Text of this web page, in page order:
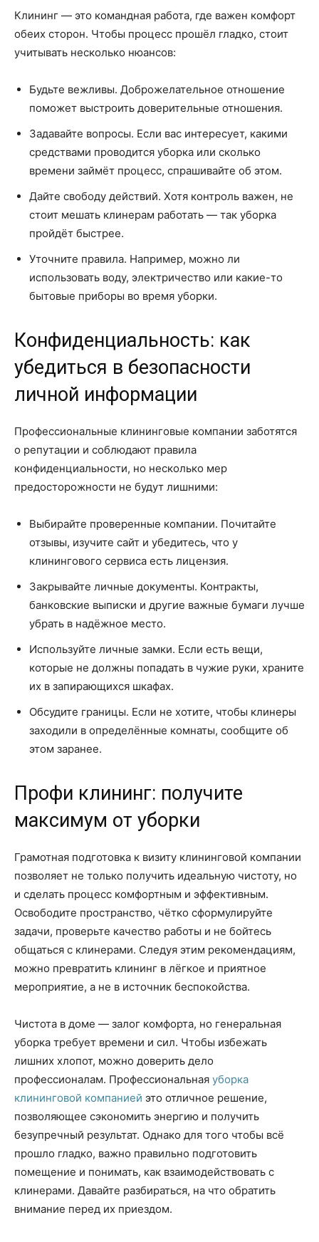
Клининг — это командная работа, где важен комфорт
обеих сторон. Чтобы процесс прошёл гладко, стоит
учитывать несколько нюансов:
Будьте вежливы. Доброжелательное отношение
поможет выстроить доверительные отношения.
Задавайте вопросы. Если вас интересует, какими
средствами проводится уборка или сколько
времени займёт процесс, спрашивайте об этом.
Дайте свободу действий. Хотя контроль важен, не
стоит мешать клинерам работать — так уборка
пройдёт быстрее.
Уточните правила. Например, можно ли
использовать воду, электричество или какие-то
бытовые приборы во время уборки.
Конфиденциальность: как
убедиться в безопасности
личной информации
Профессиональные клининговые компании заботятся
о репутации и соблюдают правила
конфиденциальности, но несколько мер
предосторожности не будут лишними:
Выбирайте проверенные компании. Почитайте
отзывы, изучите сайт и убедитесь, что у
клинингового сервиса есть лицензия.
Закрывайте личные документы. Контракты,
банковские выписки и другие важные бумаги лучше
убрать в надёжное место.
Используйте личные замки. Если есть вещи,
которые не должны попадать в чужие руки, храните
их в запирающихся шкафах.
Обсудите границы. Если не хотите, чтобы клинеры
заходили в определённые комнаты, сообщите об
этом заранее.
Профи клининг: получите
максимум от уборки
Грамотная подготовка к визиту клининговой компании
позволяет не только получить идеальную чистоту, но
и сделать процесс комфортным и эффективным.
Освободите пространство, чётко сформулируйте
задачи, проверьте качество работы и не бойтесь
общаться с клинерами. Следуя этим рекомендациям,
можно превратить клининг в лёгкое и приятное
мероприятие, а не в источник беспокойства.
Чистота в доме — залог комфорта, но генеральная
уборка требует времени и сил. Чтобы избежать
лишних хлопот, можно доверить дело
профессионалам. Профессиональная уборка
клининговой компанией это отличное решение,
позволяющее сэкономить энергию и получить
безупречный результат. Однако для того чтобы всё
прошло гладко, важно правильно подготовить
помещение и понимать, как взаимодействовать с
клинерами. Давайте разбираться, на что обратить
внимание перед их приездом.